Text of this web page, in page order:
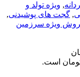
, ویژه تولد و
, گجت های پوشیدنی,
ویژه سرزمین
تومان